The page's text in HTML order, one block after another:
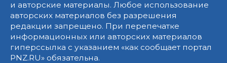
и авторские материалы. Любое использование
авторских материалов без разрешения
редакции запрещено. При перепечатке
информационных или авторских материалов
гиперссылка с указанием «как сообщает портал
PNZ.RU» обязательна.